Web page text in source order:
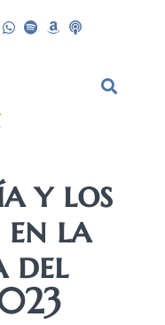
y los
en la
del